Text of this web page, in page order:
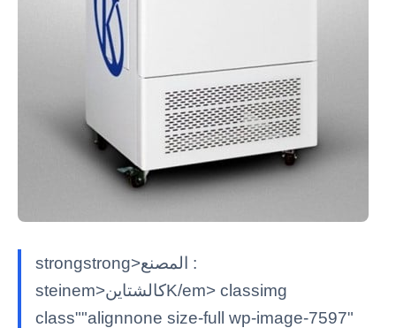
strongstrong>المصنع :
steinem>كالشتاينK/em> classimg
class""alignnone size-full wp-image-7597"